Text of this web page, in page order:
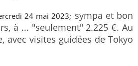
24 mai 2023; sympa et bon
à ... "seulement" 2.225 €. Au
avec visites guidées de Tokyo